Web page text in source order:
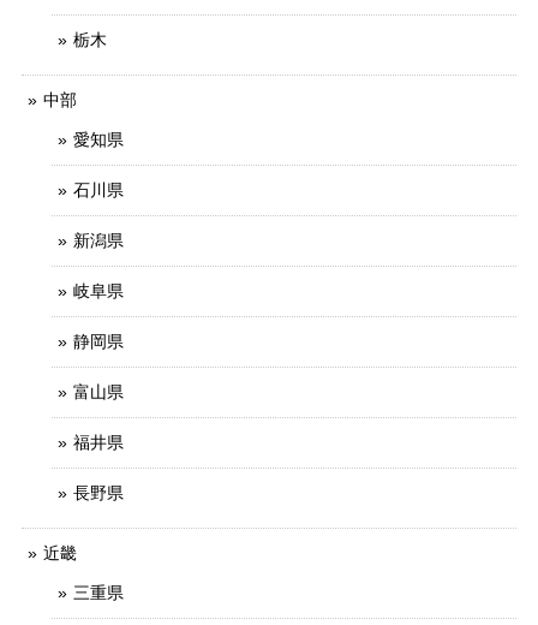
栃木
中部
愛知県
石川県
新潟県
岐阜県
静岡県
富山県
福井県
長野県
近畿
三重県